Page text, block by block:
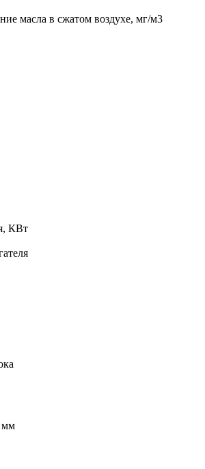
масла в сжатом воздухе, мг/м3
КВт
мм